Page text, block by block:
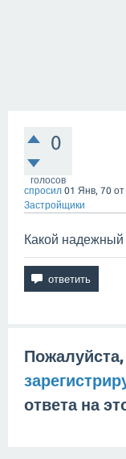
0
голосов
спросил 01 Янв, 70 от
Застройщики
Какой надежный
Пожалуйста,
ответа на